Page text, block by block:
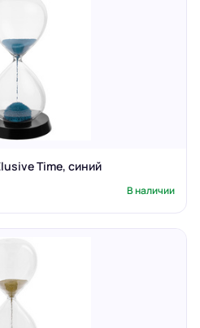
Time, синий
В наличии